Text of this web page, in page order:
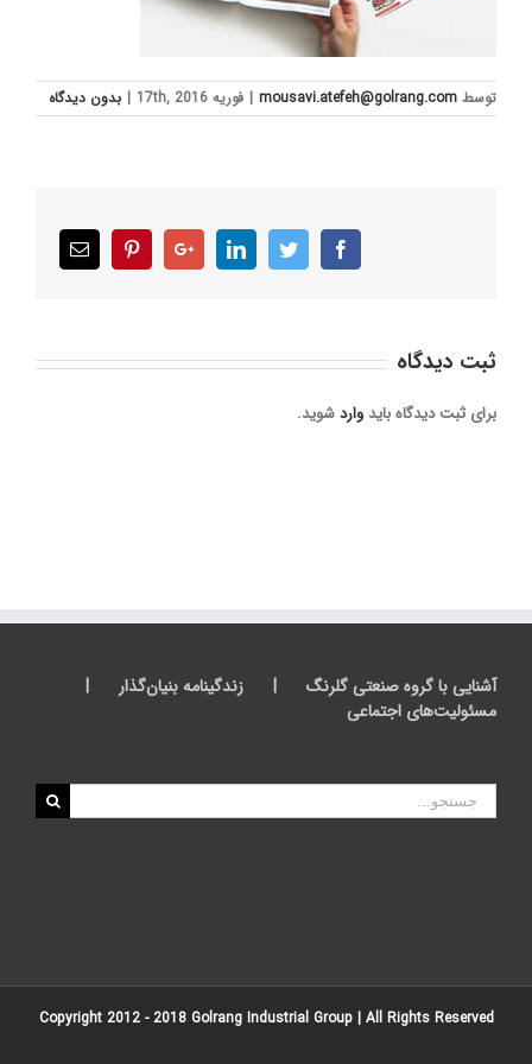
توسط mousavi.atefeh@golrang.com
| فوریه 17th, 2016 | بدون ديدگاه
Facebook
Twitter
LinkedIn
Google+
Pinterest
Email
ثبت ديدگاه
برای ثبت دیدگاه باید واردشوید.
آشنایی با گروه صنعتی گلرنگ
زندگینامه بنیان‌گذار
مسئولیت‌های اجتماعی
جستجو
برای:
Copyright 2012 - 2018 Golrang Industrial Group| All Rights Reserved